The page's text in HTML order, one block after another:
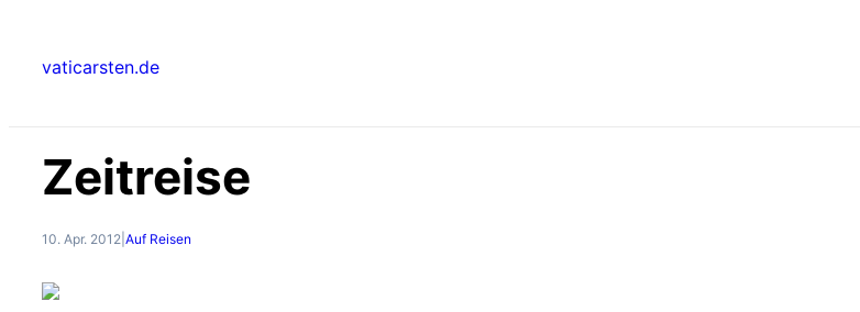
springen
vaticarsten.de
Zeitreise
10. Apr. 2012 Auf Reisen